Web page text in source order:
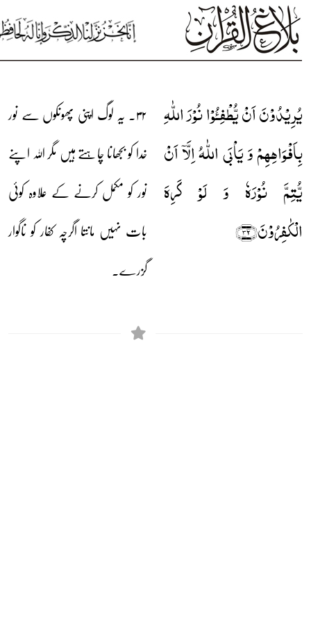
یُرِیۡدُوۡنَ اَنۡ یُّطۡفِـُٔوۡا نُوۡرَ اللّٰہِ
بِاَفۡوَاہِہِمۡ وَ یَاۡبَی اللّٰہُ اِلَّاۤ اَنۡ
یُّتِمَّ نُوۡرَہٗ وَ لَوۡ کَرِہَ
الۡکٰفِرُوۡنَ﴿۳۲﴾
۳۲۔ یہ لوگ اپنی پھونکوں سے نور
خدا کو بجھانا چاہتے ہیں مگر اللہ اپنے
نور کو مکمل کرنے کے علاوہ کوئی
بات نہیں مانتا اگرچہ کفار کو ناگوار
گزرے۔